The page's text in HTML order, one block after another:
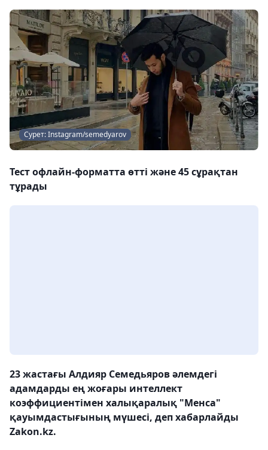
Сурет: Instagram/semedyarov
Тест офлайн-форматта өтті және 45 сұрақтан
тұрады
23 жастағы Алдияр Семедьяров әлемдегі
адамдарды ең жоғары интеллект
коэффициентімен халықаралық "Менса"
қауымдастығының мүшесі, деп хабарлайды
Zakon.kz.